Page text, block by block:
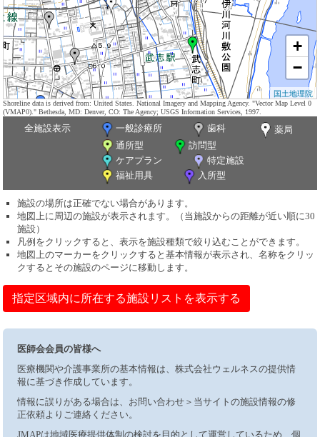
+
−
国土地理院
Shoreline data is derived from: United States. National Imagery and Mapping Agency. "Vector Map Level 0
(VMAP0)." Bethesda, MD: Denver, CO: The Agency; USGS Information Services, 1997.
全施設表示 一般診療所 歯科
薬局
通所型
訪問型
ケアプラン
特定施設
福祉用具
入所型
施設の場所は正確でない場合があります。
地図上に周辺の施設が表示されます。（当施設からの距離が近い順に30
施設）
凡例をクリックすると、表示を施設種類で絞り込むことができます。
地図上のマーカーをクリックすると基本情報が表示され、名称をクリッ
クするとその施設のページに移動します。
指定区域内に所在する施設リストを表示する
医師会会員の皆様へ
医療機関や介護事業所の基本情報は、株式会社ウェルネスの提供情
報に基づき作成しています。
情報に誤りがある場合は、お問い合わせ＞当サイトの施設情報の修
正依頼よりご連絡ください。
JMAPは地域医療提供体制の検討を目的として運営しているため、個